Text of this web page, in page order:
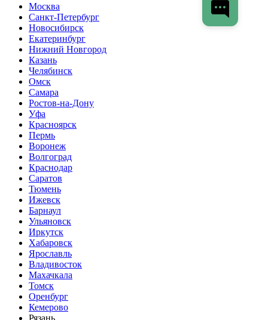
Москва
Санкт-Петербург
Новосибирск
Екатеринбург
Нижний Новгород
Казань
Челябинск
Омск
Самара
Ростов-на-Дону
Уфа
Красноярск
Пермь
Воронеж
Волгоград
Краснодар
Саратов
Тюмень
Ижевск
Барнаул
Ульяновск
Иркутск
Хабаровск
Ярославль
Владивосток
Махачкала
Томск
Оренбург
Кемерово
Рязань